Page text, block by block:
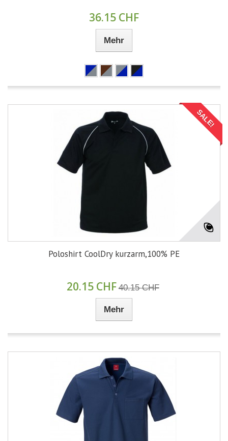
36.15 CHF
Mehr
SALE!
Poloshirt CoolDry kurzarm,100% PE
20.15 CHF 40.15 CHF
Mehr